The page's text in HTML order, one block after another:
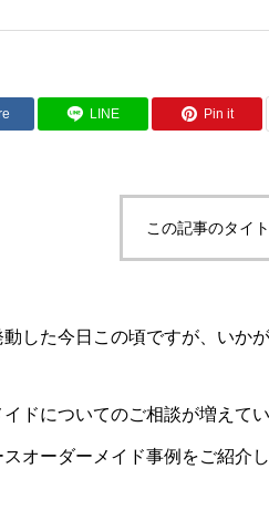
LINE Pin it
この記事のタイ
した今日この頃ですが、いか
ドについてのご相談が増えて
オーダーメイド事例をご紹介